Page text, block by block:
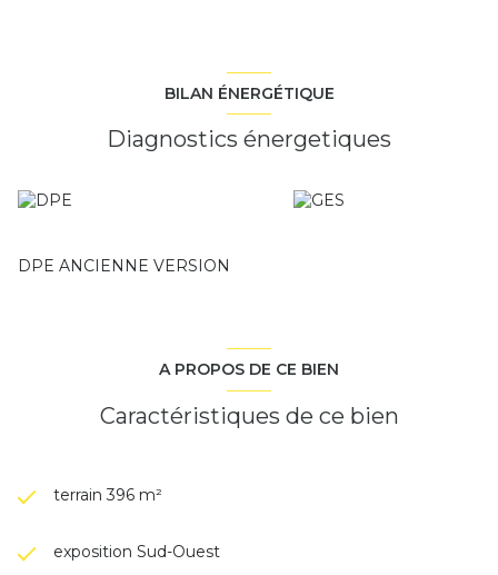
BILAN ÉNERGÉTIQUE
Diagnostics énergetiques
DPE ANCIENNE VERSION
A PROPOS DE CE BIEN
Caractéristiques de ce bien
terrain 396 m²
exposition Sud-Ouest